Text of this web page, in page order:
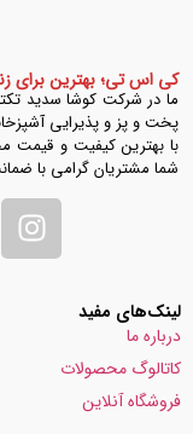
کی اس تی؛ بهترین برای
پخت و پز و پذیرایی
شما مشتریان گرامی با
لینک‌های مفید
درباره ما
کاتالوگ محصولات
فروشگاه آنلاین